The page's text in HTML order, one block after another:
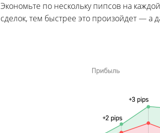
Экономьте по нескольку пипсов на
сделок, тем быстрее это произойдет —